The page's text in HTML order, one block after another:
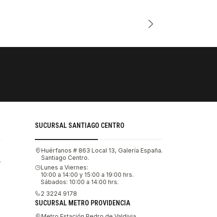
SUCURSAL SANTIAGO CENTRO
Huérfanos # 863 Local 13, Galería España.
Santiago Centro.
Lunes a Viernes:
10:00 a 14:00 y 15:00 a 19:00 hrs.
Sábados: 10:00 a 14:00 hrs.
2 3224 9178
SUCURSAL METRO PROVIDENCIA